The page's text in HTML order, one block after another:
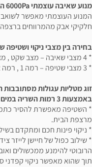
מנוע שאיבה עוצמתי 6000Pa הנותן מענה חזק ויעיל גם ללכלוך עיקש
המנוע העוצמתי מאפשר לשואב
חלקיקי אבק מהמרווחים
בחירה בין מצבי ניקוי ושטיפה
* 4 מצבי שאיבה – מצב שקט , מצב סטנדרטי , מצב חזק ומצב טורבו
* 3 מצבי שטיפה – רמה 1 , רמה 2, רמה 3
זוג מטליות עגולות
באמצעות 3 רמות השריה במים (בחירה ביישום):
* השטיפה מאפשרת להסיר
מרצפת הבית.
* ניקוי פינות חכם ומתקדם
* שילוב כפול של חיישן לייזר
הרובוטי להימנע ממכשולים
תוך שהוא מאפשר ניקוי קפדני